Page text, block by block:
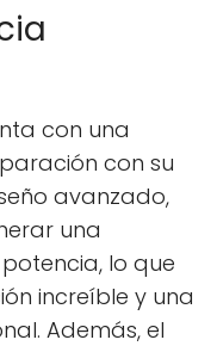
con una
con su
avanzado,
una
lo que
increíble y una
Además, el